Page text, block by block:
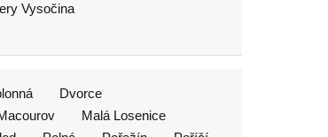
Vysočina
Dvorce
Malá Losenice